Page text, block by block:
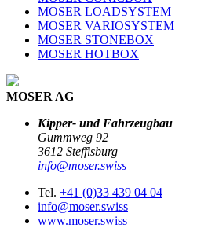
MOSER LOADSYSTEM
MOSER VARIOSYSTEM
MOSER STONEBOX
MOSER HOTBOX
MOSER AG
Kipper- und Fahrzeugbau
Gummweg 92
3612 Steffisburg
info@moser.swiss
Tel. +41 (0)33 439 04 04
info@moser.swiss
www.moser.swiss